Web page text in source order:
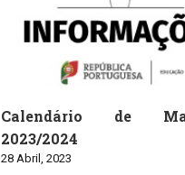
Calendário de
2023/2024
28 Abril, 2023